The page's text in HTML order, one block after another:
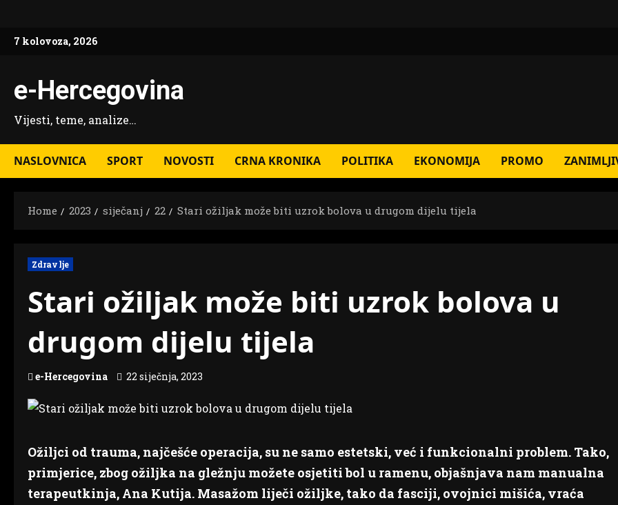
content
7 kolovoza, 2026
e-Hercegovina
Vijesti, teme, analize…
NASLOVNICA SPORT NOVOSTI CRNA KRONIKA POLITIKA EKONOMIJA PROMO
Home 2023 siječanj 22 Stari ožiljak može biti uzrok bolova u drugom dijelu tijela
Zdravlje
Stari ožiljak može biti uzrok bolova u
drugom dijelu tijela
e-Hercegovina 22 siječnja, 2023
Ožiljci od trauma, najčešće operacija, su ne samo estetski, već i funkcionalni problem. Tako,
primjerice, zbog ožiljka na gležnju možete osjetiti bol u ramenu, objašnjava nam manualna
terapeutkinja, Ana Kutija. Masažom liječi ožiljke, tako da fasciji, ovojnici mišića, vraća